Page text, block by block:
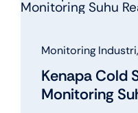
Monitoring Industri,
Kenapa Cold
Monitoring